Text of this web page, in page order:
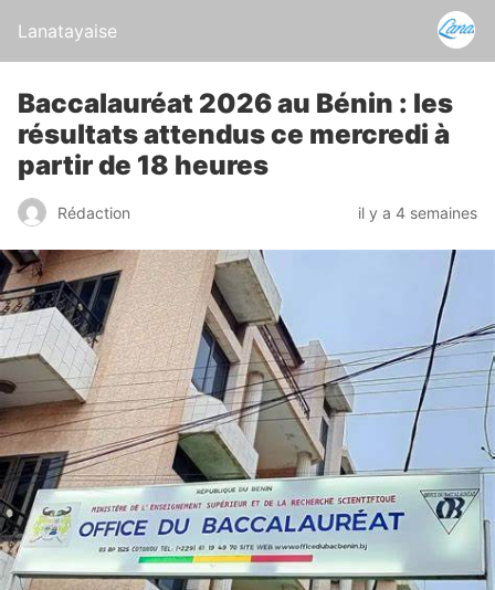
Lanatayaise
Baccalauréat 2026 au Bénin : les
résultats attendus ce mercredi à
partir de 18 heures
Rédaction il y a 4 semaines